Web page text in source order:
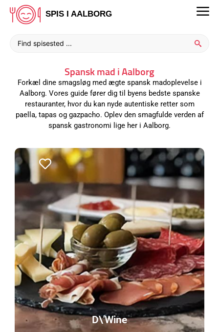
SPIS I AALBORG
Spansk mad i Aalborg
Forkæl dine smagsløg med ægte spansk madoplevelse i
Aalborg. Vores guide fører dig til byens bedste spanske
restauranter, hvor du kan nyde autentiske retter som
paella, tapas og gazpacho. Oplev den smagfulde verden af
spansk gastronomi lige her i Aalborg.
D\'Wine